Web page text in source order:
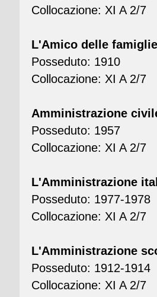
Collocazione: XI A 2/7
L'Amico delle famiglie
Posseduto: 1910
Collocazione: XI A 2/7
Amministrazione
Posseduto: 1957
Collocazione: XI A 2/7
L'Amministrazione
Posseduto: 1977-1978
Collocazione: XI A 2/7
L'Amministrazione
Posseduto: 1912-1914
Collocazione: XI A 2/7